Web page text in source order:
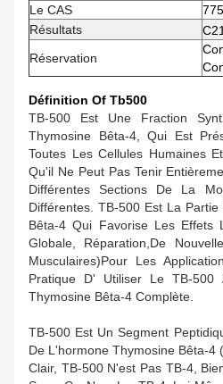
Le CAS
Résultats
Réservation
Définition OF Tb500
TB-500 Est Une Fraction
Thymosine Bêta-4, Qui Est
Toutes Les Cellules Humaines
Qu'il Ne Peut Pas Tenir
Différentes Sections De La
Différentes. TB-500 Est La
Bêta-4 Qui Favorise Les Effets
Globale, Réparation,de
Musculaires)Pour Les
Pratique D' Utiliser Le TB-
Thymosine Bêta-4 Complète.
TB-500 Est Un Segment
De L'hormone Thymosine Bêta-4
Clair, TB-500 N'est Pas TB-4,